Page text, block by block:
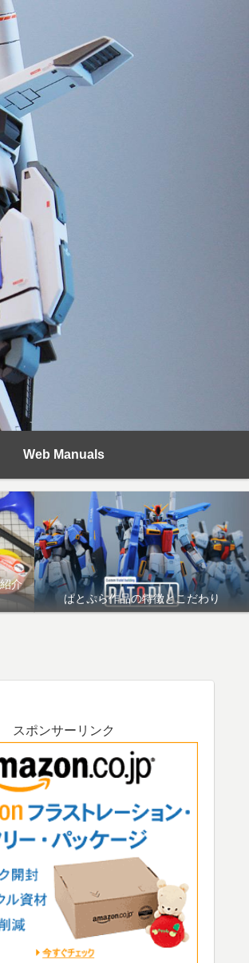
Web Manuals
介
ぱとぷら作品の特徴とこだわり
スポンサーリンク